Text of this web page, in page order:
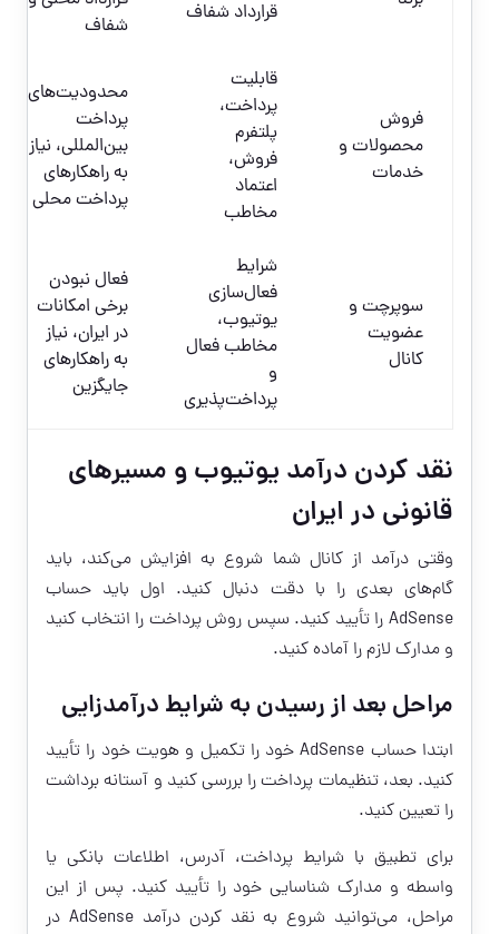
قرارداد شفاف
شفاف
فروش
محصولات و
خدمات
قابلیت
پرداخت،
پلتفرم
فروش،
اعتماد
مخاطب
محدودیت‌های
پرداخت
بین‌المللی، نیاز
به راهکارهای
پرداخت محلی
سوپرچت و
عضویت
کانال
شرایط
فعال‌سازی
یوتیوب،
مخاطب فعال
و
پرداخت‌پذیری
فعال نبودن
برخی امکانات
در ایران، نیاز
به راهکارهای
جایگزین
نقد کردن درآمد یوتیوب و مسیرهای
قانونی در ایران
وقتی درآمد از کانال شما شروع به افزایش می‌کند، باید
گام‌های بعدی را با دقت دنبال کنید. اول باید حساب
AdSense را تأیید کنید. سپس روش پرداخت را انتخاب کنید
و مدارک لازم را آماده کنید.
مراحل بعد از رسیدن به شرایط درآمدزایی
ابتدا حساب AdSense خود را تکمیل و هویت خود را تأیید
کنید. بعد، تنظیمات پرداخت را بررسی کنید و آستانه برداشت
را تعیین کنید.
برای تطبیق با شرایط پرداخت، آدرس، اطلاعات بانکی یا
واسطه و مدارک شناسایی خود را تأیید کنید. پس از این
مراحل، می‌توانید شروع به نقد کردن درآمد AdSense در